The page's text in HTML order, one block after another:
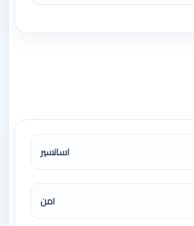
اسانسير
امن